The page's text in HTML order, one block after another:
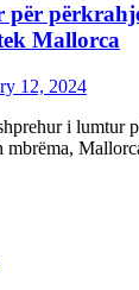
Mallorca
12, 2024
i lumtur
mbrëma,